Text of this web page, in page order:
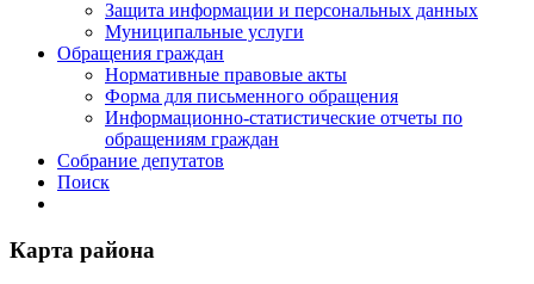
Защита информации и персональных данных
Муниципальные услуги
Обращения граждан
Нормативные правовые акты
Форма для письменного обращения
Информационно-статистические отчеты по
обращениям граждан
Собрание депутатов
Поиск
Карта района